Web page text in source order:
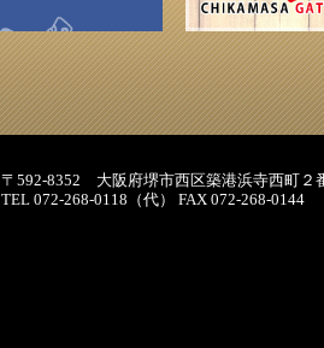
〒592-8352 大阪府堺市西区築港浜寺西町２
TEL 072-268-0118（代） FAX 072-268-0144